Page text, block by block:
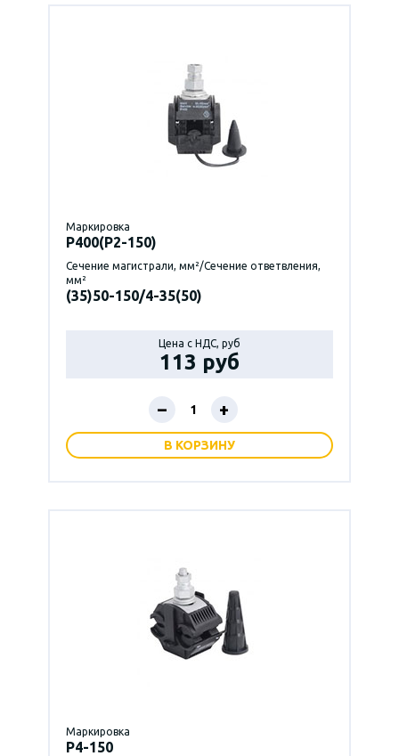
Маркировка
P400(Р2-150)
Сечение магистрали, мм²/Сечение ответвления,
мм²
(35)50-150/4-35(50)
Цена с НДС, руб
113 руб
– +
В КОРЗИНУ
Маркировка
P4-150